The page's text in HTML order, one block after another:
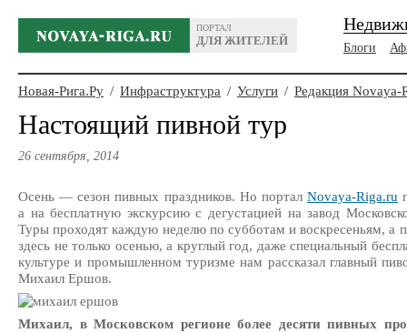
ПОРТАЛ
ДЛЯ ЖИТЕЛЕЙ
Блоги
Новая-Рига.Ру / Инфраструктура / Услуги / Редакция Novaya-
Настоящий пивной тур
26 сентября, 2014
Осень — сезон пивных праздников. Но порталNovaya-Riga.ru
а на бесплатную экскурсию с дегустацией на завод
Туры проходят каждую неделю по субботам и воскресеньям, а
здесь не только осенью, а круглый год, даже специальный
культуре и промышленном туризме нам рассказал главный
Михаил Ершов.
Михаил, в Московском регионе более десяти пивных